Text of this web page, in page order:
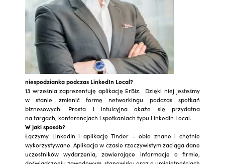
niespodzianka podczas LinkedIn Local?
13 września zaprezentuję aplikację ErBiz. Dzięki niej jesteśmy
w stanie zmienić formę networkingu podczas spotkań
biznesowych. Prosta i intuicyjna okaże się przydatna
na targach, konferencjach i spotkaniach typu Linkedin Local.
W jaki sposób?
Łączymy LinkedIn i aplikację Tinder – obie znane i chętnie
wykorzystywane. Aplikacja w czasie rzeczywistym zaciąga dane
uczestników wydarzenia, zawierające informacje o firmie,